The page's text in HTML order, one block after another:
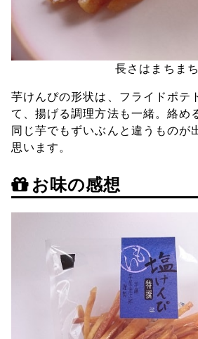
長さはまちまち
芋けんぴの形状は、フライドポテ
て、揚げる調理方法も一緒。絡め
同じ芋でもずいぶんと違うものが
思います。
お味の感想